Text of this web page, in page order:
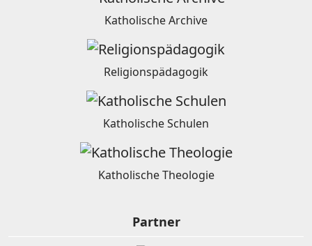
Katholische Archive
Religionspädagogik
Katholische Schulen
Katholische Theologie
Partner